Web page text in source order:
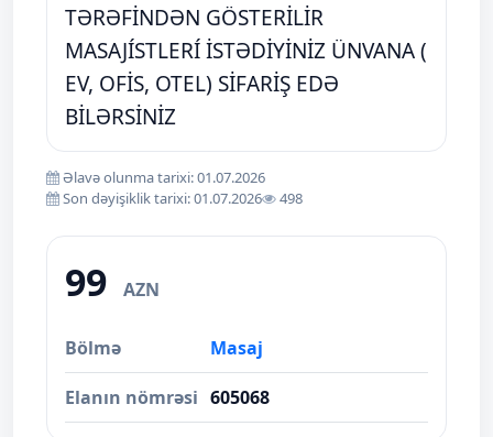
TƏRƏFİNDƏN GÖSTERİLİR
MASAJÍSTLERÍ İSTƏDİYİNİZ ÜNVANA (
EV, OFİS, OTEL) SİFARİŞ EDƏ
BİLƏRSİNİZ
Əlavə olunma tarixi: 01.07.2026
Son dəyişiklik tarixi: 01.07.2026
498
99 AZN
Bölmə Masaj
Elanın nömrəsi 605068